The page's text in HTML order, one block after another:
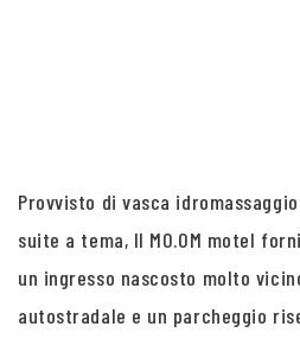
Provvisto di vasca
suite a tema, Il MO.OM motel
un ingresso nascosto molto
autostradale e un parcheggio